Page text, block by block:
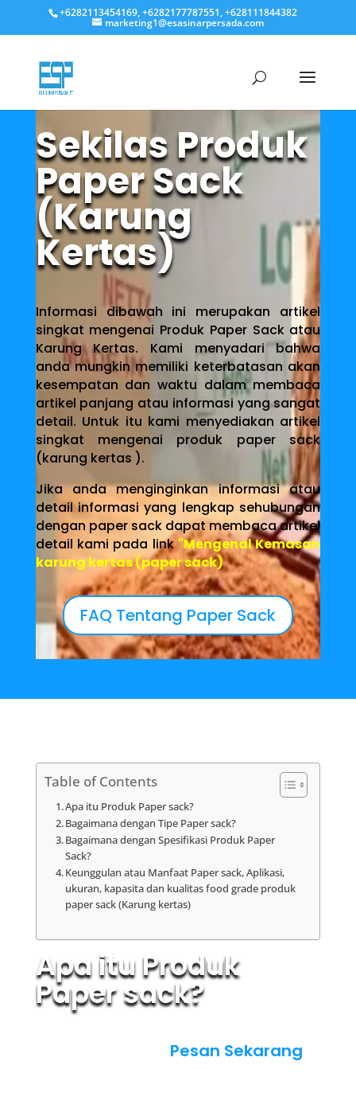
+6282113454169, +6282177787551, +628111844382
marketing1@esasinarpersada.com
Sekilas Produk
Paper Sack
(Karung
Kertas)
Informasi dibawah ini merupakan artikel
singkat mengenai Produk Paper Sack atau
Karung Kertas. Kami menyadari bahwa
anda mungkin memiliki keterbatasan akan
kesempatan dan waktu dalam membaca
artikel panjang atau informasi yang sangat
detail. Untuk itu kami menyediakan artikel
singkat mengenai produk paper sack
(karung kertas ).
Jika anda menginginkan informasi atau
detail informasi yang lengkap sehubungan
dengan paper sack dapat membaca artikel
detail kami pada link"Mengenal Kemasan
karung kertas (paper sack)
FAQ Tentang Paper Sack
Table of Contents
Apa itu Produk Paper sack?
Bagaimana dengan Tipe Paper sack?
Bagaimana dengan Spesifikasi Produk Paper
Sack?
Keunggulan atau Manfaat Paper sack, Aplikasi,
ukuran, kapasita dan kualitas food grade produk
paper sack (Karung kertas)
Apa itu Produk
Paper sack?
Pesan Sekarang